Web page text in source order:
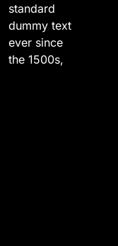
standard
dummy text
ever since
the 1500s,